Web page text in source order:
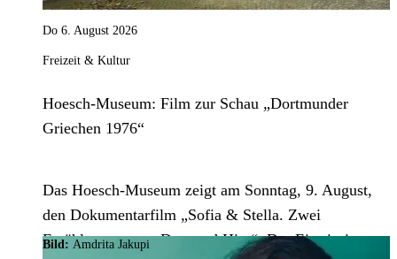
Do 6. August 2026
Freizeit & Kultur
Hoesch-Museum: Film zur Schau „Dortmunder
Griechen 1976“
Das Hoesch-Museum zeigt am Sonntag, 9. August,
den Dokumentarfilm „Sofia & Stella. Zwei
Erzählungen vom Dort und Hier“. Der Eintritt ist
Bild: Amdrita Jakupi